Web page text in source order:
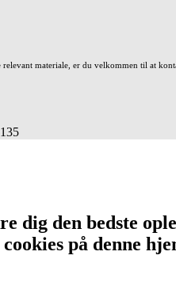
materiale, er du velkommen til at
dig den bedste
på denne